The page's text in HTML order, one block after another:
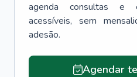
agenda consultas e
acessíveis, sem
adesão.
Agendar